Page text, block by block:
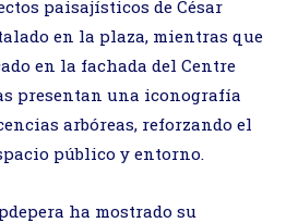
paisajísticos de César
en la plaza, mientras que
en la fachada del Centre
presentan una iconografía
arbóreas, reforzando el
público y entorno.
ha mostrado su